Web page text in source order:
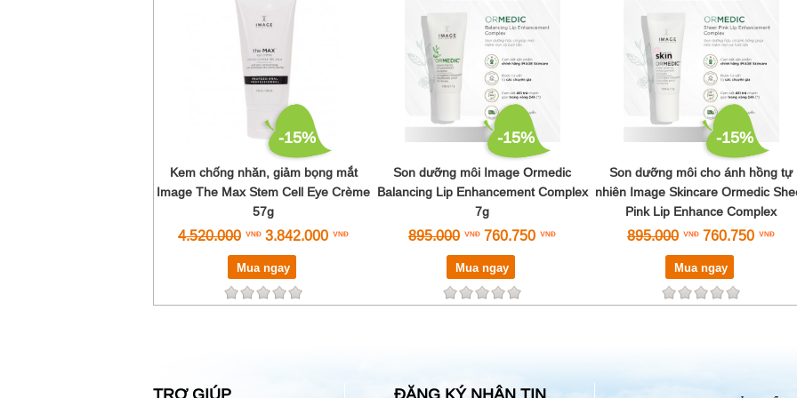
-15%
Kem chống nhăn, giảm bọng mắt
Image The Max Stem Cell Eye Crème
57g
4.520.000 3.842.000
Mua ngay
-15%
Son dưỡng môi Image Ormedic
Balancing Lip Enhancement Complex
7g
895.000 760.750
Mua ngay
-15%
Son dưỡng môi cho ánh hồng tự
nhiên Image Skincare Ormedic
Pink Lip Enhance Complex
895.000 760.750
Mua ngay
TRỢ GIÚP ĐĂNG KÝ NHẬN TIN